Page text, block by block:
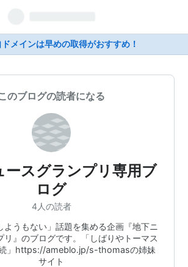
メインは早めの取得がおすすめ！
のブログの読者になる
ースグランプリ専用ブ
ログ
4人の読者
ようもない」話題を集める企画『地下ニ
リ』のブログです。「しばりやトーマス
」https://ameblo.jp/s-thomasの姉妹
サイト